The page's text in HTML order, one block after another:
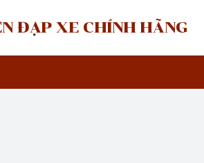
ĐẠP XE CHÍNH HÃNG